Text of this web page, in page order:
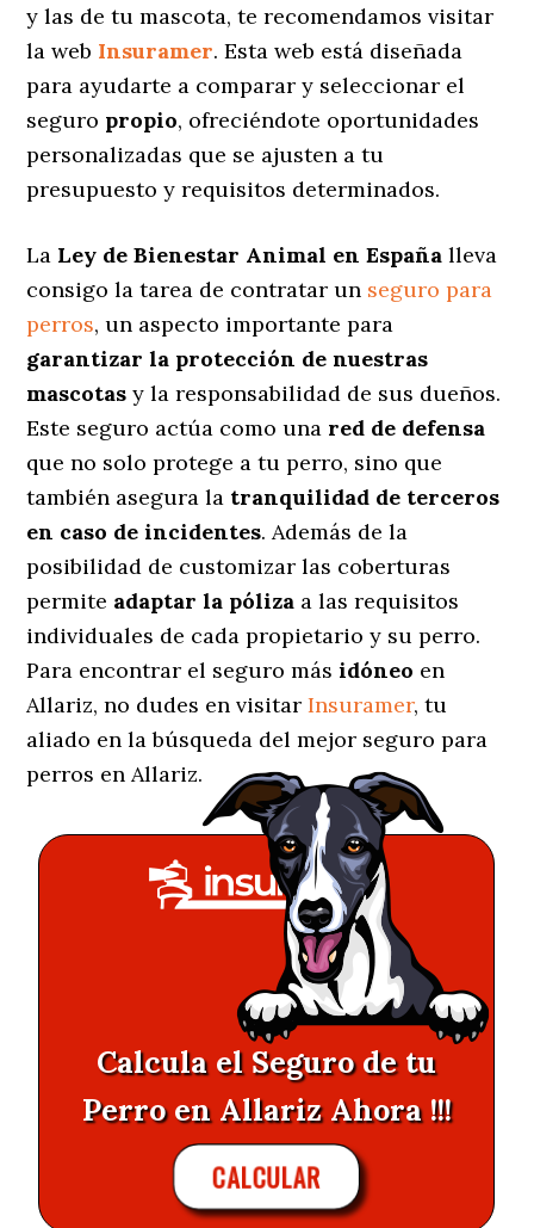
y las de tu mascota, te recomendamos visitar
la web Insuramer. Esta web está diseñada
para ayudarte a comparar y seleccionar el
seguro propio, ofreciéndote oportunidades
personalizadas que se ajusten a tu
presupuesto y requisitos determinados.
La Ley de Bienestar Animal en España lleva
consigo la tarea de contratar un seguro para
perros, un aspecto importante para
garantizar la protección de nuestras
mascotas y la responsabilidad de sus dueños.
Este seguro actúa como una red de defensa
que no solo protege a tu perro, sino que
también asegura la tranquilidad de terceros
en caso de incidentes. Además de la
posibilidad de customizar las coberturas
permite adaptar la póliza a las requisitos
individuales de cada propietario y su perro.
Para encontrar el seguro másidóneo en
Allariz, no dudes en visitarInsuramer, tu
aliado en la búsqueda del mejor seguro para
perros en Allariz.
Calcula el Seguro de tu
Perro en Allariz Ahora !!!
CALCULAR